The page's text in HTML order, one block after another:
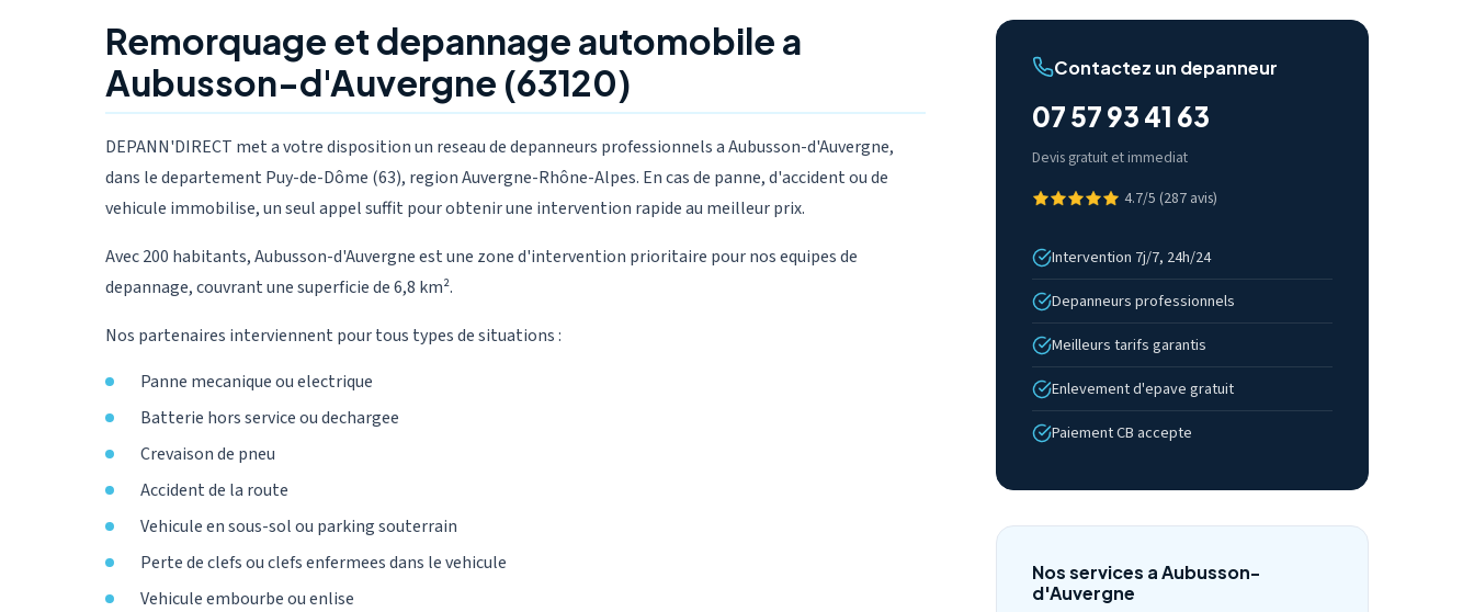
Remorquage et depannage automobile a
Aubusson-d'Auvergne (63120)
DEPANN'DIRECT met a votre disposition un reseau de depanneurs professionnels a Aubusson-d'Auvergne,
dans le departement Puy-de-Dôme (63), region Auvergne-Rhône-Alpes. En cas de panne, d'accident ou de
vehicule immobilise, un seul appel suffit pour obtenir une intervention rapide au meilleur prix.
Avec 200 habitants, Aubusson-d'Auvergne est une zone d'intervention prioritaire pour nos equipes de
depannage, couvrant une superficie de 6,8 km².
Nos partenaires interviennent pour tous types de situations :
Panne mecanique ou electrique
Batterie hors service ou dechargee
Crevaison de pneu
Accident de la route
Vehicule en sous-sol ou parking souterrain
Perte de clefs ou clefs enfermees dans le vehicule
Vehicule embourbe ou enlise
Contactez un depanneur
07 57 93 41 63
Devis gratuit et immediat
4.7/5 (287 avis)
Intervention 7j/7, 24h/24
Depanneurs professionnels
Meilleurs tarifs garantis
Enlevement d'epave gratuit
Paiement CB accepte
Nos services a Aubusson-
d'Auvergne